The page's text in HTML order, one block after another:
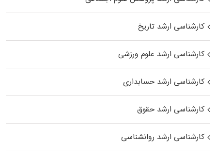
کارشناسی ارشد تاریخ
کارشناسی ارشد علوم ورزشی
کارشناسی ارشد حسابداری
کارشناسی ارشد حقوق
کارشناسی ارشد روانشناسی